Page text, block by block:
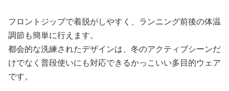
フロントジップで着脱がしやすく、ランニング前後の体温
調節も簡単に行えます。
都会的な洗練されたデザインは、冬のアクティブシーンだ
けでなく普段使いにも対応できるかっこいい多目的ウェア
です。